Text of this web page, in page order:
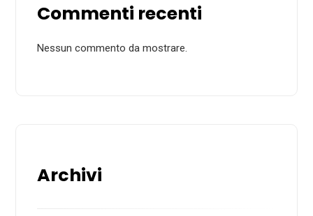
Commenti recenti
Nessun commento da mostrare.
Archivi